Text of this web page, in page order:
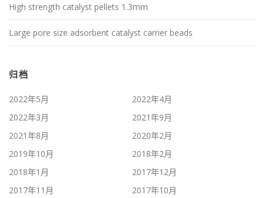
High strength catalyst pellets 1.3mm
Large pore size adsorbent catalyst carrier beads
归档
2022年5月
2022年4月
2022年3月
2021年9月
2021年8月
2020年2月
2019年10月
2018年2月
2018年1月
2017年12月
2017年11月
2017年10月